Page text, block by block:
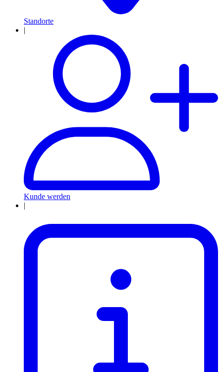
Standorte
|
Kunde werden
|